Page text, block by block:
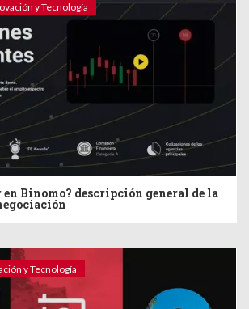
y Tecnología
en Binomo? descripción general de la
y Tecnología